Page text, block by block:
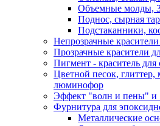
Объемные молды,
Поднос, сырная
Подстаканники,
Непрозрачные
Прозрачные красители
Пигмент - краситель
Цветной песок,
люминофор
Эффект "волн и пены" и
Фурнитура для
Металлические